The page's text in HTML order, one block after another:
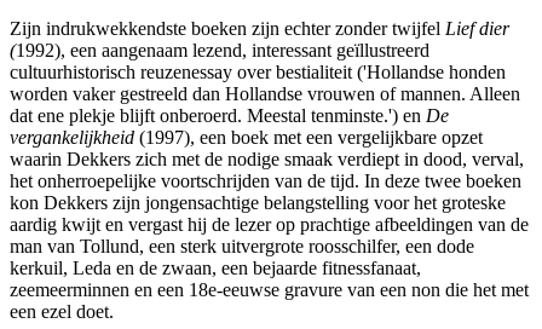
Zijn indrukwekkendste boeken zijn echter zonder twijfel Lief dier
(1992), een aangenaam lezend, interessant geïllustreerd
cultuurhistorisch reuzenessay over bestialiteit ('Hollandse honden
worden vaker gestreeld dan Hollandse vrouwen of mannen. Alleen
dat ene plekje blijft onberoerd. Meestal tenminste.') en De
vergankelijkheid (1997), een boek met een vergelijkbare opzet
waarin Dekkers zich met de nodige smaak verdiept in dood, verval,
het onherroepelijke voortschrijden van de tijd. In deze twee boeken
kon Dekkers zijn jongensachtige belangstelling voor het groteske
aardig kwijt en vergast hij de lezer op prachtige afbeeldingen van de
man van Tollund, een sterk uitvergrote roosschilfer, een dode
kerkuil, Leda en de zwaan, een bejaarde fitnessfanaat,
zeemeerminnen en een 18e-eeuwse gravure van een non die het met
een ezel doet.